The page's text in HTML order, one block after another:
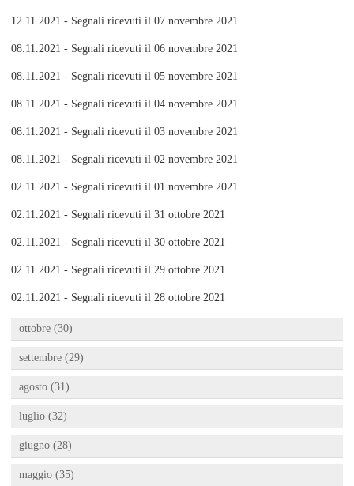
12.11.2021 - Segnali ricevuti il 07 novembre 2021
08.11.2021 - Segnali ricevuti il 06 novembre 2021
08.11.2021 - Segnali ricevuti il 05 novembre 2021
08.11.2021 - Segnali ricevuti il 04 novembre 2021
08.11.2021 - Segnali ricevuti il 03 novembre 2021
08.11.2021 - Segnali ricevuti il 02 novembre 2021
02.11.2021 - Segnali ricevuti il 01 novembre 2021
02.11.2021 - Segnali ricevuti il 31 ottobre 2021
02.11.2021 - Segnali ricevuti il 30 ottobre 2021
02.11.2021 - Segnali ricevuti il 29 ottobre 2021
02.11.2021 - Segnali ricevuti il 28 ottobre 2021
ottobre (30)
settembre (29)
agosto (31)
luglio (32)
giugno (28)
maggio (35)